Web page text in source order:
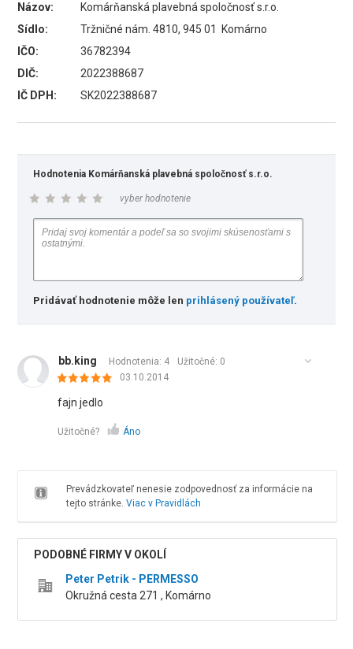
Názov:
Komárňanská plavebná spoločnosť s.r.o.
Sídlo:
Tržničné nám. 4810, 945 01 Komárno
IČO:
36782394
DIČ:
2022388687
IČ DPH:
SK2022388687
Hodnotenia Komárňanská plavebná spoločnosť s.r.o.
vyber hodnotenie
Pridávať hodnotenie môže len prihlásený používateľ.
bb.king Hodnotenia: 4 Užitočné: 0
03.10.2014
fajn jedlo
Užitočné? Áno
Prevádzkovateľ nenesie zodpovednosť za informácie na
tejto stránke. Viac v Pravidlách
PODOBNÉ FIRMY V OKOLÍ
Peter Petrik - PERMESSO
Okružná cesta 271 , Komárno